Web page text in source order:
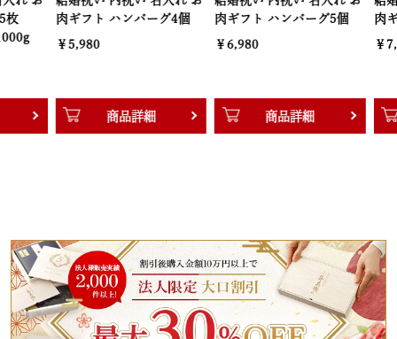
肉ギフト ハンバーグ4個
￥5,980
商品詳細
肉ギフト ハンバーグ5個
商品詳細
肉ギフト ハ
商